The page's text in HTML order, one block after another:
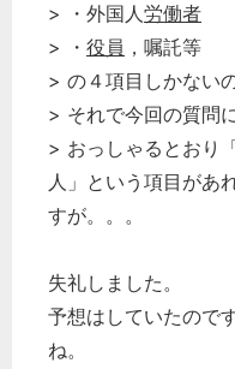
> ・外国人労働者
> ・ 役員 ，嘱託等
> の４項目しかない
> それで今回の質問
> おっしゃるとおり
人」という項目があ
すが。。。
失礼しました。
予想はしていたので
ね。